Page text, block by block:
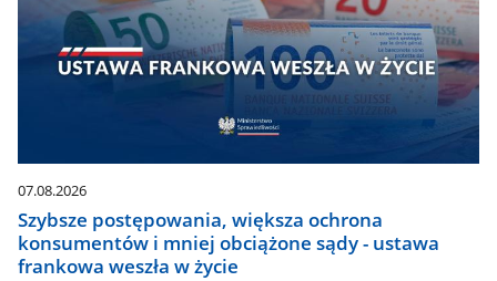
07.08.2026
Szybsze postępowania, większa ochrona
konsumentów i mniej obciążone sądy - ustawa
frankowa weszła w życie